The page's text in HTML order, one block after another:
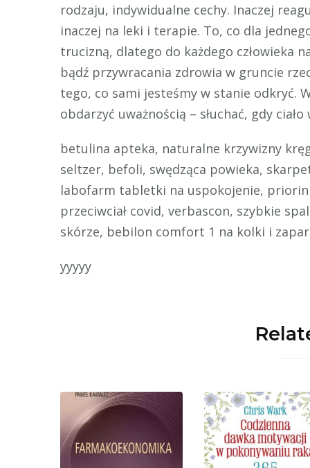
rodzaju, indywidualne cechy. Inaczej
inaczej na leki i terapie. To, co dla
trucizną, dlatego do każdego człowieka
bądź przywracania zdrowia w gruncie
tego, co sami jesteśmy w stanie odkryć.
obdarzyć uważnością – słuchać, gdy
betulina apteka, naturalne krzywizny
seltzer, befoli, swędząca powieka,
labofarm tabletki na uspokojenie,
przeciwciał covid, verbascon, szybkie
skórze, bebilon comfort 1 na kolki i
yyyyy